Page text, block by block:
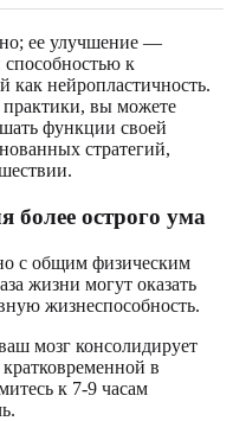
ее улучшение —
способностью к
как нейропластичность.
вы можете
функции своей
стратегий,
острого ума
с общим физическим
жизни могут оказать
жизнеспособность.
мозг консолидирует
в
к 7-9 часам